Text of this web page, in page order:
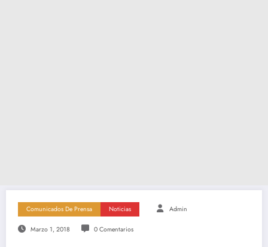
Comunicados De Prensa Noticias Admin
Marzo 1, 2018 0 Comentarios